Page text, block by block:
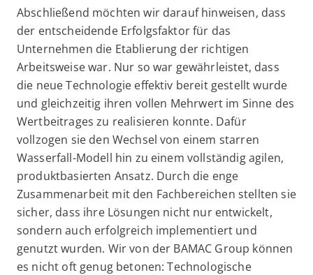
Abschließend möchten wir darauf hinweisen, dass
der entscheidende Erfolgsfaktor für das
Unternehmen die Etablierung der richtigen
Arbeitsweise war. Nur so war gewährleistet, dass
die neue Technologie effektiv bereit gestellt wurde
und gleichzeitig ihren vollen Mehrwert im Sinne des
Wertbeitrages zu realisieren konnte. Dafür
vollzogen sie den Wechsel von einem starren
Wasserfall-Modell hin zu einem vollständig agilen,
produktbasierten Ansatz. Durch die enge
Zusammenarbeit mit den Fachbereichen stellten sie
sicher, dass ihre Lösungen nicht nur entwickelt,
sondern auch erfolgreich implementiert und
genutzt wurden. Wir von der BAMAC Group können
es nicht oft genug betonen: Technologische